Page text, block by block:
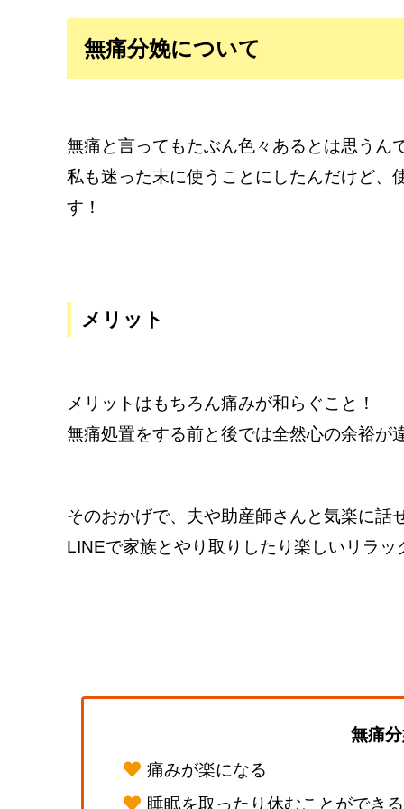
無痛分娩について
無痛と言ってもたぶん色々あるとは思うん
私も迷った末に使うことにしたんだけど、
す！
メリット
メリットはもちろん痛みが和らぐこと！
無痛処置をする前と後では全然心の余裕が
そのおかげで、夫や助産師さんと気楽に話
LINEで家族とやり取りしたり楽しいリラ
無痛
痛みが楽になる
睡眠を取ったり休むことができる